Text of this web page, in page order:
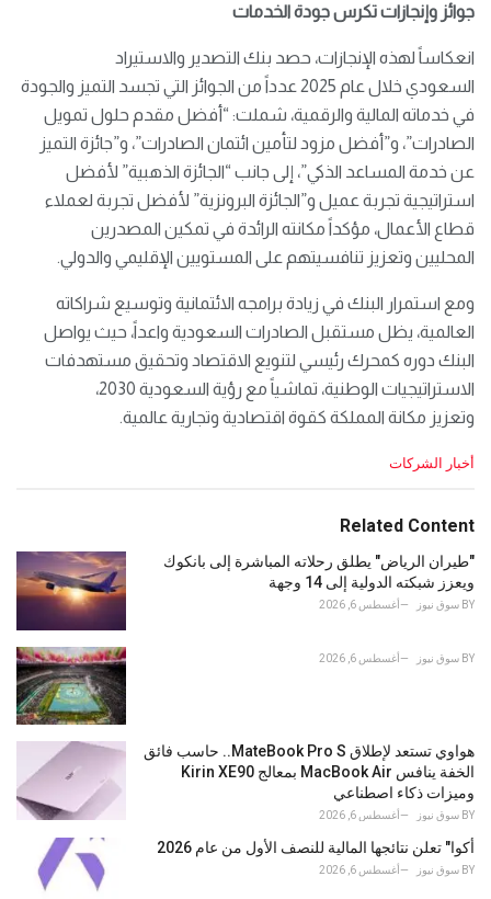
جوائز وإنجازات تكرس جودة الخدمات
انعكاساً لهذه الإنجازات، حصد بنك التصدير والاستيراد
السعودي خلال عام 2025 عدداً من الجوائز التي تجسد التميز والجودة
في خدماته المالية والرقمية، شملت: “أفضل مقدم حلول تمويل
الصادرات”، و”أفضل مزود لتأمين ائتمان الصادرات”، و”جائزة التميز
عن خدمة المساعد الذكي”، إلى جانب “الجائزة الذهبية” لأفضل
استراتيجية تجربة عميل و”الجائزة البرونزية” لأفضل تجربة لعملاء
قطاع الأعمال، مؤكداً مكانته الرائدة في تمكين المصدرين
المحليين وتعزيز تنافسيتهم على المستويين الإقليمي والدولي.
ومع استمرار البنك في زيادة برامجه الائتمانية وتوسيع شراكاته
العالمية، يظل مستقبل الصادرات السعودية واعداً، حيث يواصل
البنك دوره كمحرك رئيسي لتنويع الاقتصاد وتحقيق مستهدفات
الاستراتيجيات الوطنية، تماشياً مع رؤية السعودية 2030،
وتعزيز مكانة المملكة كقوة اقتصادية وتجارية عالمية.
C
e
o
r
i
:
أخبار الشركات
Related Content
"طيران الرياض" يطلق رحلاته المباشرة إلى بانكوك
ويعزز شبكته الدولية إلى 14 وجهة
BY سوق نيوز أغسطس 6, 2026
BY سوق نيوز أغسطس 6, 2026
هواوي تستعد لإطلاق MateBook Pro S.. حاسب فائق
الخفة ينافس MacBook Air بمعالج Kirin XE90
وميزات ذكاء اصطناعي
BY سوق نيوز أغسطس 6, 2026
أكوا" تعلن نتائجها المالية للنصف الأول من عام 2026
BY سوق نيوز أغسطس 6, 2026